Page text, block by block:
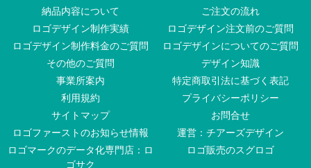
納品内容について
ご注文の流れ
ロゴデザイン制作実績
ロゴデザイン注文前のご質問
ロゴデザイン制作料金のご質問
ロゴデザインについてのご質問
その他のご質問
デザイン知識
事業所案内
特定商取引法に基づく表記
利用規約
プライバシーポリシー
サイトマップ
お問合せ
ロゴファーストのお知らせ情報
運営：チアーズデザイン
ロゴマークのデータ化専門店：ロ
ゴサク
ロゴ販売のスグロゴ